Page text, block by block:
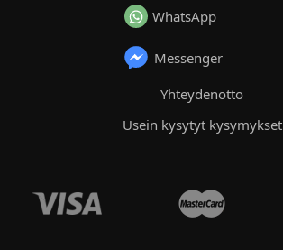
WhatsApp
Messenger
Yhteydenotto
Usein kysytyt kysymykset